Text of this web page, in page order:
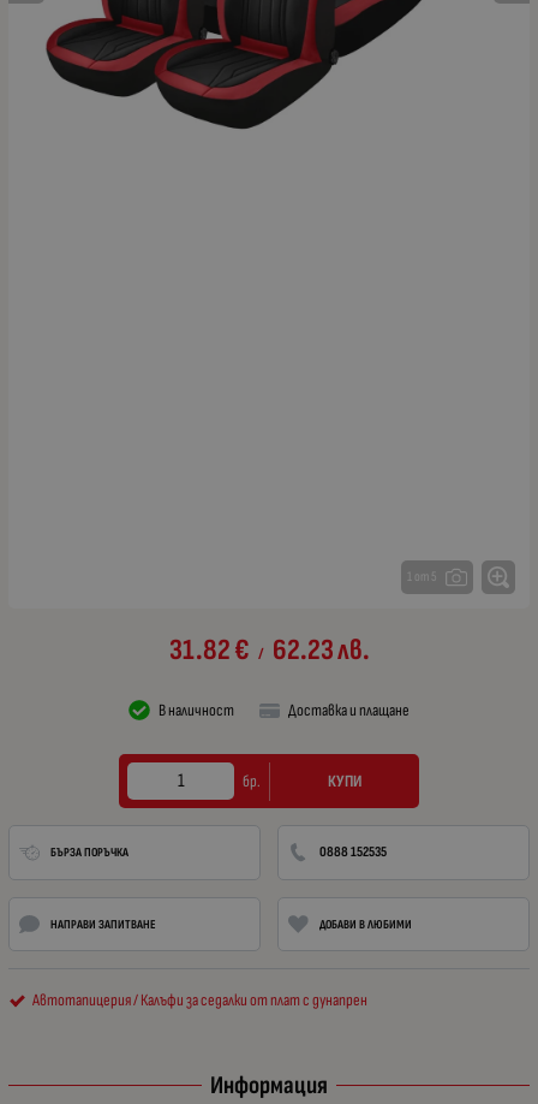
1 от 5
31.82€ / 62.23лв.
В наличност Доставка и плащане
бр. КУПИ
БЪРЗА ПОРЪЧКА 0888 152535
НАПРАВИ ЗАПИТВАНЕ ДОБАВИ В ЛЮБИМИ
Автотапицерия / Калъфи за седалки от плат с дунапрен
Информация